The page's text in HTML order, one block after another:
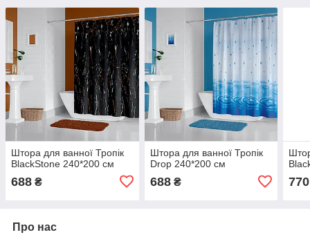
Штора для ванної Тропік
BlackStone 240*200 см
688 ₴
Штора для ванної Тропік
Drop 240*200 см
688₴ 770
Про нас